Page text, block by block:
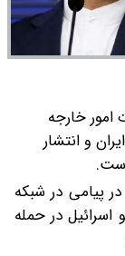
امور خارجه
و انتشار
پیامی در شبکه
در حمله